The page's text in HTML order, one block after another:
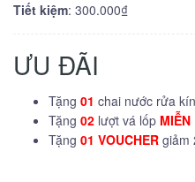
Tiết kiệm: 300.000₫
ƯU ĐÃI
Tặng 01 chai nước rửa
Tặng 02 lượt vá lốp MIỄN
Tặng 01 VOUCHER giảm